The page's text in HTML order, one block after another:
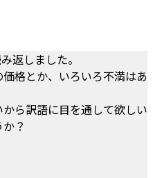
返しました。
格とか、いろいろ不満はあ
ら訳語に目を通して欲しい
？